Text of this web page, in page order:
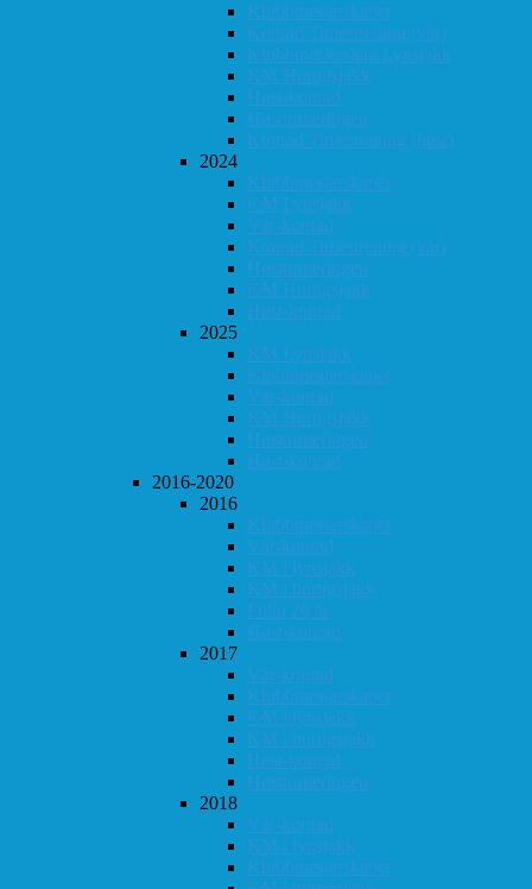
Klubbmesterskapet
Konrad Timestrening (vår)
Klubbmesterskap Lynsjakk
KM Hurtigsjakk
Høst-konrad
Høstturneringen
Konrad Timestrening (høst)
2024
Klubbmesterskapet
KM Lynsjakk
Vår-konrad
Konrad Timestrening (vår)
Høstturneringen
KM Hurtigsjakk
Høst-konrad
2025
KM Lynsjakk
Klubbmesterskapet
Vår-konrad
KM Hurtigsjakk
Høstturneringen
Høst-konrad
2016-2020
2016
Klubbmesterskapet
Vår-konrad
KM i lynsjakk
KM i hurtigsjakk
Follo 20 år
Høst-konrad
2017
Vår-konrad
Klubbmesterskapet
KM i lynsjakk
KM i hurtigsjakk
Høst-konrad
Høstturneringen
2018
Vår-konrad
KM i lynsjakk
Klubbmesterskapet